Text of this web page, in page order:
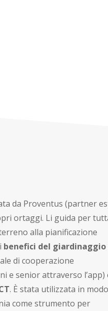
da Proventus (partner
ortaggi. Li guida per
alla pianificazione
benefici del giardinaggio
di cooperazione
e senior attraverso l’app)
. È stata utilizzata in modo
come strumento per